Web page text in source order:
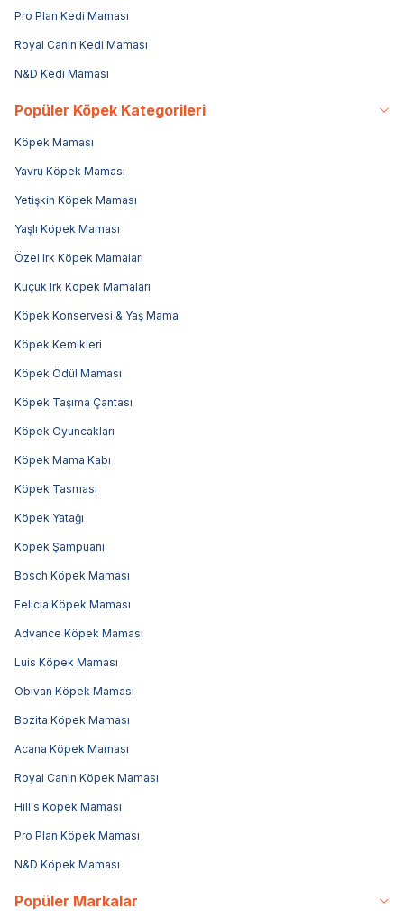
Pro Plan Kedi Maması
Royal Canin Kedi Maması
N&D Kedi Maması
Popüler Köpek Kategorileri
Köpek Maması
Yavru Köpek Maması
Yetişkin Köpek Maması
Yaşlı Köpek Maması
Özel Irk Köpek Mamaları
Küçük Irk Köpek Mamaları
Köpek Konservesi & Yaş Mama
Köpek Kemikleri
Köpek Ödül Maması
Köpek Taşıma Çantası
Köpek Oyuncakları
Köpek Mama Kabı
Köpek Tasması
Köpek Yatağı
Köpek Şampuanı
Bosch Köpek Maması
Felicia Köpek Maması
Advance Köpek Maması
Luis Köpek Maması
Obivan Köpek Maması
Bozita Köpek Maması
Acana Köpek Maması
Royal Canin Köpek Maması
Hill's Köpek Maması
Pro Plan Köpek Maması
N&D Köpek Maması
Popüler Markalar